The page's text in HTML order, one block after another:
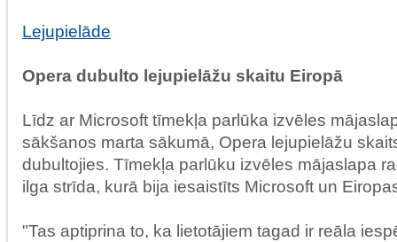
Lejupielāde
Opera dubulto lejupielāžu skaitu Eiropā
Līdz ar Microsoft tīmekļa parlūka izvēles
sākšanos marta sākumā, Opera lejupielāžu
dubultojies. Tīmekļa parlūku izvēles mājaslapa
ilga strīda, kurā bija iesaistīts Microsoft un
"Tas aptiprina to, ka lietotājiem tagad ir reāla